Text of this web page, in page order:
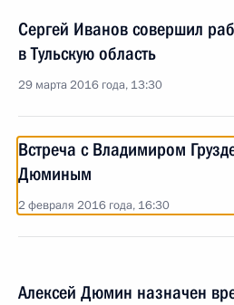
Сергей Иванов совершил
в Тульскую область
29 марта 2016 года, 13:30
Встреча с Владимиром
Дюминым
2 февраля 2016 года, 16:30
Алексей Дюмин назначен